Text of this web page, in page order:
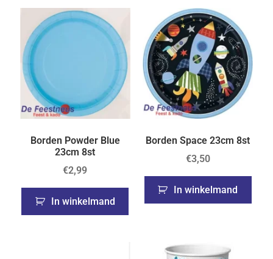
Borden Powder Blue
23cm 8st
€2,99
In winkelmand
Borden Space 23cm 8st
€3,50
In winkelmand